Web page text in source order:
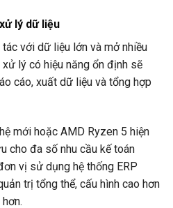
lý dữ liệu
với dữ liệu lớn và mở nhiều
lý có hiệu năng ổn định sẽ
cáo, xuất dữ liệu và tổng hợp
mới hoặc AMD Ryzen 5 hiện
cho đa số nhu cầu kế toán
vị sử dụng hệ thống ERP
trị tổng thể, cấu hình cao hơn